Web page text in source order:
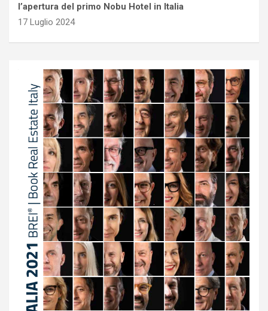
l’apertura del primo Nobu Hotel in Italia
17 Luglio 2024